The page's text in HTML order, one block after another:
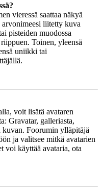
vieressä saattaa näkyä
liitetty kuva
pisteiden muodossa
Toinen, yleensä
uniikki tai
voit lisätä avataren
Gravatar, galleriasta,
kuvan. Foorumin ylläpitäjä
ja valitsee mitkä avatarien
voi käyttää avataria, ota